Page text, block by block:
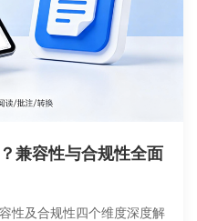
兼容性与合规性全面
性及合规性四个维度深度解